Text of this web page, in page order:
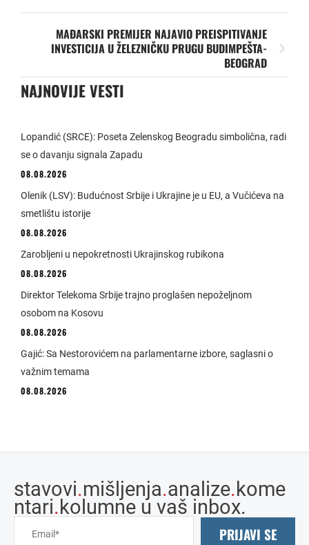
MAĐARSKI PREMIJER NAJAVIO PREISPITIVANJE
INVESTICIJA U ŽELEZNIČKU PRUGU BUDIMPEŠTA-
BEOGRAD
NAJNOVIJE VESTI
Lopandić (SRCE): Poseta Zelenskog Beogradu simbolična, radi
se o davanju signala Zapadu
08.08.2026
Olenik (LSV): Budućnost Srbije i Ukrajine je u EU, a Vučićeva na
smetlištu istorije
08.08.2026
Zarobljeni u nepokretnosti Ukrajinskog rubikona
08.08.2026
Direktor Telekoma Srbije trajno proglašen nepoželjnom
osobom na Kosovu
08.08.2026
Gajić: Sa Nestorovićem na parlamentarne izbore, saglasni o
važnim temama
08.08.2026
stavovi.mišljenja.analize.kome
ntari.kolumne u vaš inbox.
PRIJAVI SE